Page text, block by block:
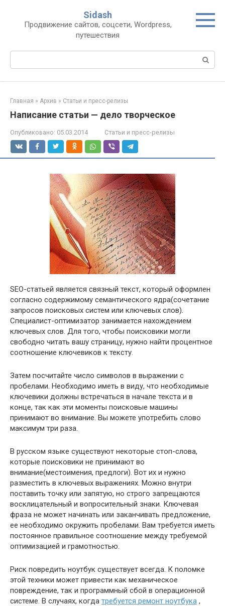
контенту
Sidash
Продвижение сайтов, соцсети, Wordpress,
путешествия
Главная » Архив » Статьи и пресс-релизы
Написание статьи — дело творческое
Опубликовано: 05.03.2014 Статьи и пресс-релизы
SEO-статьей является связный текст, который оформлен
согласно содержимому семантического ядра(сочетание
запросов поисковых систем или ключевых слов).
Специалист-оптимизатор занимается нахождением
ключевых слов. Для того, чтобы поисковики могли
свободно читать вашу страницу, нужно найти процентное
соотношение ключевиков к тексту.
Затем посчитайте число символов в выражении с
пробелами. Необходимо иметь в виду, что необходимые
ключевики должны встречаться в начале текста и в
конце, так как эти моменты поисковые машины
принимают во внимание. Вы можете употребить слово
максимум три раза.
В русском языке существуют некоторые стоп-слова,
которые поисковики не принимают во
внимание(местоимения, предлоги). Вот их и нужно
разместить в ключевых выражениях. Можно внутри
поставить точку или запятую, но строго запрещаются
восклицательный и вопросительный знаки. Ключевая
фраза не может начинать или заканчивать предложение,
ее необходимо окружить пробелами. Вам требуется иметь
постоянное правильное соотношение между требуемой
оптимизацией и грамотностью.
Риск повредить ноутбук существует всегда. К поломке
этой техники может привести как механическое
повреждение, так и программный сбой в операционной
системе. В случаях, когда требуется ремонт ноутбука ,